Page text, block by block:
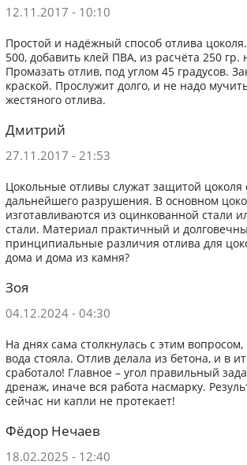
12.11.2017 - 10:10
Простой и надёжный способ отлива
500, добавить клей ПВА, из расчёта 250 гр.
Промазать отлив, под углом 45 градусов.
краской. Прослужит долго, и не надо
жестяного отлива.
Дмитрий
27.11.2017 - 21:53
Цокольные отливы служат защитой цоколя
дальнейшего разрушения. В основном
изготавливаются из оцинкованной стали
стали. Материал практичный и
принципиальные различия отлива для
дома и дома из камня?
Зоя
04.12.2024 - 04:30
На днях сама столкнулась с этим вопросом,
вода стояла. Отлив делала из бетона, и в
сработало! Главное – угол правильный
дренаж, иначе вся работа насмарку.
сейчас ни капли не протекает!
Фёдор Нечаев
18.02.2025 - 12:40